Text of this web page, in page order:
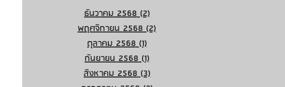
ธันวาคม 2568 (2)2 กระทู้
พฤศจิกายน 2568 (2)
ตุลาคม 2568 (1)1 กระทู้
กันยายน 2568 (1)1 กระทู้
สิงหาคม 2568 (3)3 กระทู้